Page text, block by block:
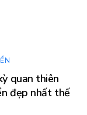
quan thiên
đẹp nhất thế